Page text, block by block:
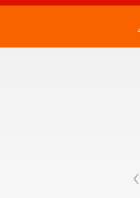
Regresar
‹